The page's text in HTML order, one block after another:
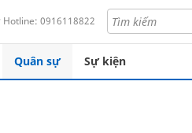
Hotline: 0916118822
Quân sự Sự kiện